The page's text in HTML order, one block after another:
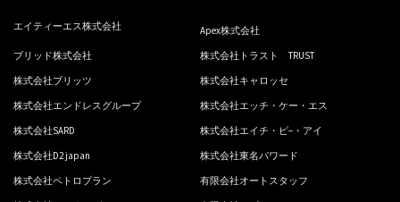
エイティーエス株式会社
Apex株式会社
ブリッド株式会社
株式会社トラスト TRUST
株式会社ブリッツ
株式会社キャロッセ
株式会社エンドレスグループ
株式会社エッチ・ケー・エス
株式会社SARD
株式会社エイチ・ピ−・アイ
株式会社D2 japan
株式会社東名パワード
株式会社ペトロプラン
有限会社オートスタッフ